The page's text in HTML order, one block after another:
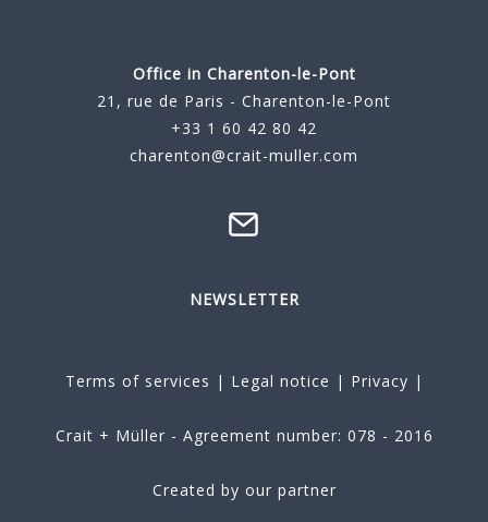
Office in Charenton-le-Pont
21, rue de Paris - Charenton-le-Pont
+33 1 60 42 80 42
charenton@crait-muller.com
NEWSLETTER
Terms of services | Legal notice | Privacy |
Crait + Müller - Agreement number: 078 - 2016
Created by our partner